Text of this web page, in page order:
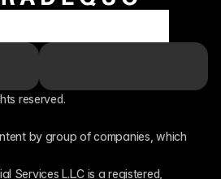
reserved.
by group of companies, which
Services L.L.C is a registered,